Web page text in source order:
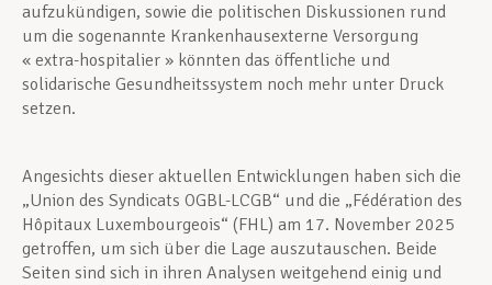
aufzukündigen, sowie die politischen Diskussionen rund
um die sogenannte Krankenhausexterne Versorgung
« extra-hospitalier » könnten das öffentliche und
solidarische Gesundheitssystem noch mehr unter Druck
setzen.
Angesichts dieser aktuellen Entwicklungen haben sich die
„Union des Syndicats OGBL-LCGB“ und die „Fédération des
Hôpitaux Luxembourgeois“ (FHL) am 17. November 2025
getroffen, um sich über die Lage auszutauschen. Beide
Seiten sind sich in ihren Analysen weitgehend einig und